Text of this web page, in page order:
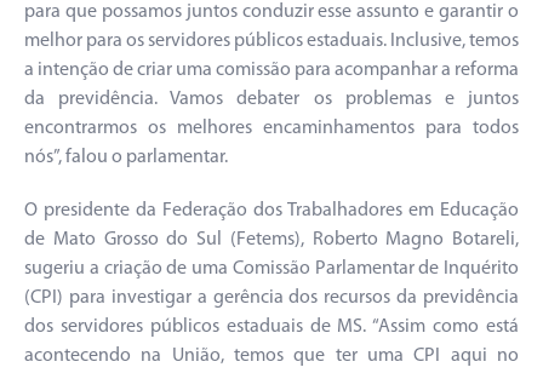
para que possamos juntos conduzir esse assunto e garantir o
melhor para os servidores públicos estaduais. Inclusive, temos
a intenção de criar uma comissão para acompanhar a reforma
da previdência. Vamos debater os problemas e juntos
encontrarmos os melhores encaminhamentos para todos
nós”, falou o parlamentar.
O presidente da Federação dos Trabalhadores em Educação
de Mato Grosso do Sul (Fetems), Roberto Magno Botareli,
sugeriu a criação de uma Comissão Parlamentar de Inquérito
(CPI) para investigar a gerência dos recursos da previdência
dos servidores públicos estaduais de MS. “Assim como está
acontecendo na União, temos que ter uma CPI aqui no